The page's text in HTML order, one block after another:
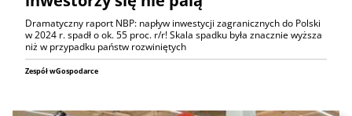
Dramatyczny raport NBP: napływ inwestycji zagranicznych do Polski
w 2024 r. spadł o ok. 55 proc. r/r! Skala spadku była znacznie wyższa
niż w przypadku państw rozwiniętych
Zespół wGospodarce